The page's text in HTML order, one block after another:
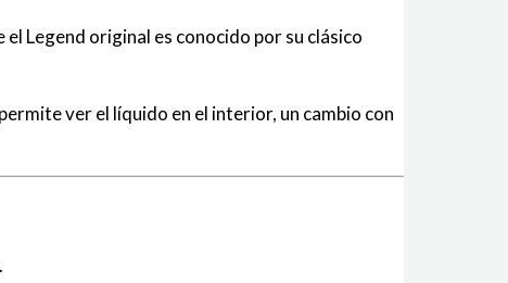
el Legend original es conocido por su clásico
ver el líquido en el interior, un cambio con